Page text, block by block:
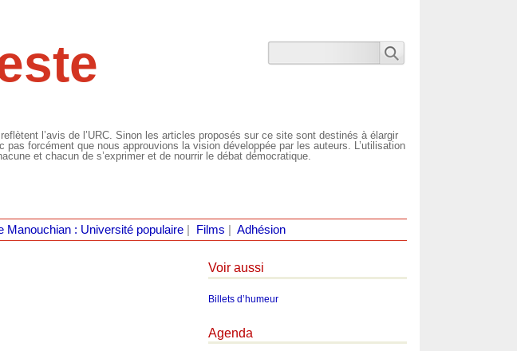
l’avis de l’URC. Sinon les articles proposés sur ce site sont destinés à élargir
forcément que nous approuvions la vision développée par les auteurs. L’utilisation
et chacun de s’exprimer et de nourrir le débat démocratique.
Manouchian : Université populaire| Films Adhésion
Voir aussi
Billets d’humeur
Agenda